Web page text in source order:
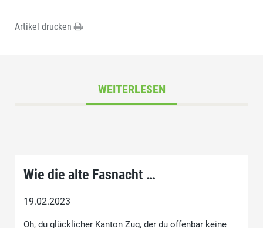
Artikel drucken
WEITERLESEN
Wie die alte Fasnacht …
19.02.2023
Oh, du glücklicher Kanton Zug, der du offenbar keine